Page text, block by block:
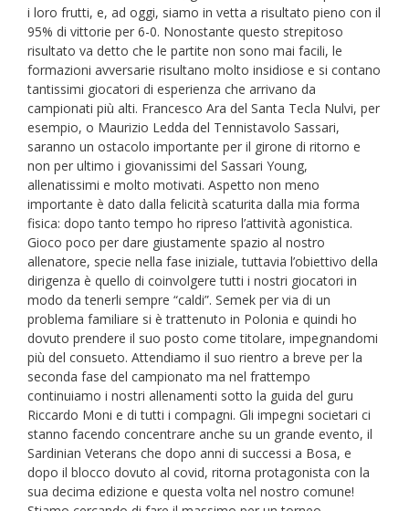
i loro frutti, e, ad oggi, siamo in vetta a risultato pieno con il
95% di vittorie per 6-0. Nonostante questo strepitoso
risultato va detto che le partite non sono mai facili, le
formazioni avversarie risultano molto insidiose e si contano
tantissimi giocatori di esperienza che arrivano da
campionati più alti. Francesco Ara del Santa Tecla Nulvi, per
esempio, o Maurizio Ledda del Tennistavolo Sassari,
saranno un ostacolo importante per il girone di ritorno e
non per ultimo i giovanissimi del Sassari Young,
allenatissimi e molto motivati. Aspetto non meno
importante è dato dalla felicità scaturita dalla mia forma
fisica: dopo tanto tempo ho ripreso l’attività agonistica.
Gioco poco per dare giustamente spazio al nostro
allenatore, specie nella fase iniziale, tuttavia l’obiettivo della
dirigenza è quello di coinvolgere tutti i nostri giocatori in
modo da tenerli sempre “caldi”. Semek per via di un
problema familiare si è trattenuto in Polonia e quindi ho
dovuto prendere il suo posto come titolare, impegnandomi
più del consueto. Attendiamo il suo rientro a breve per la
seconda fase del campionato ma nel frattempo
continuiamo i nostri allenamenti sotto la guida del guru
Riccardo Moni e di tutti i compagni. Gli impegni societari ci
stanno facendo concentrare anche su un grande evento, il
Sardinian Veterans che dopo anni di successi a Bosa, e
dopo il blocco dovuto al covid, ritorna protagonista con la
sua decima edizione e questa volta nel nostro comune!